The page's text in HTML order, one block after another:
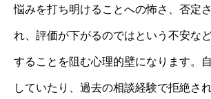
悩みを打ち明けることへの怖さ、否定
れ、評価が下がるのではという不安な
することを阻む心理的壁になります。
していたり、過去の相談経験で拒絶さ